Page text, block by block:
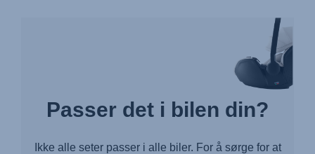
Passer det i bilen din?
Ikke alle seter passer i alle biler. For å sørge for at